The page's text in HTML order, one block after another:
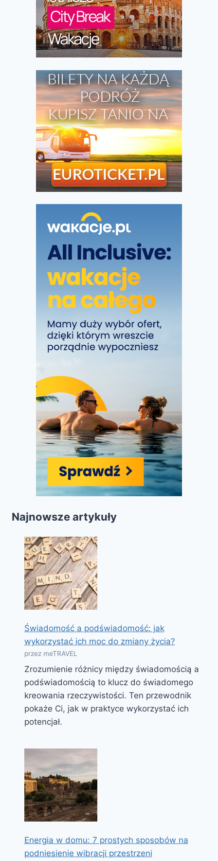
Najnowsze artykuły
Świadomość a podświadomość: jak
wykorzystać ich moc do zmiany życia?
przez meTRAVEL
Zrozumienie różnicy między świadomością a
podświadomością to klucz do świadomego
kreowania rzeczywistości. Ten przewodnik
pokaże Ci, jak w praktyce wykorzystać ich
potencjał.
Energia w domu: 7 prostych sposobów na
podniesienie wibracji przestrzeni